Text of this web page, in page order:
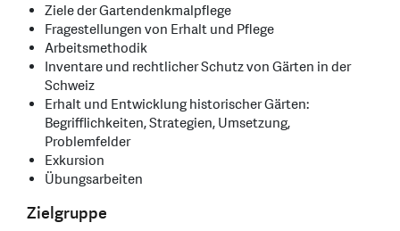
Ziele der Gartendenkmalpflege
Fragestellungen von Erhalt und Pflege
Arbeitsmethodik
Inventare und rechtlicher Schutz von Gärten in der
Schweiz
Erhalt und Entwicklung historischer Gärten:
Begrifflichkeiten, Strategien, Umsetzung,
Problemfelder
Exkursion
Übungsarbeiten
Zielgruppe